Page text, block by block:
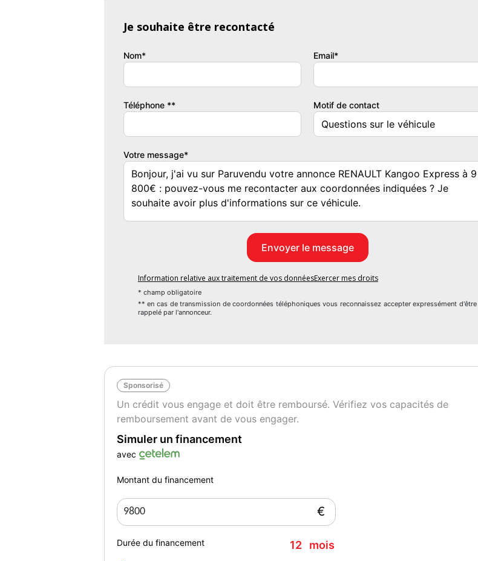
Je souhaite être recontacté
Nom* Email*
Téléphone ** Motif de contact
Votre message*
Information relative aux traitement de vos donnéesExercer mes droits
* champ obligatoire
** en cas de transmission de coordonnées téléphoniques vous reconnaissez accepter expressément d'être
rappelé par l'annonceur.
Sponsorisé
Un crédit vous engage et doit être remboursé. Vérifiez vos capacités de
remboursement avant de vous engager.
Simuler un financement
avec
Montant du financement
€
Durée du financement 12 mois